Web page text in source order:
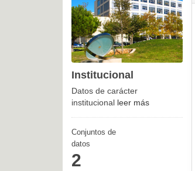
Institucional
Datos de carácter
institucional leer más
Conjuntos de
datos
2